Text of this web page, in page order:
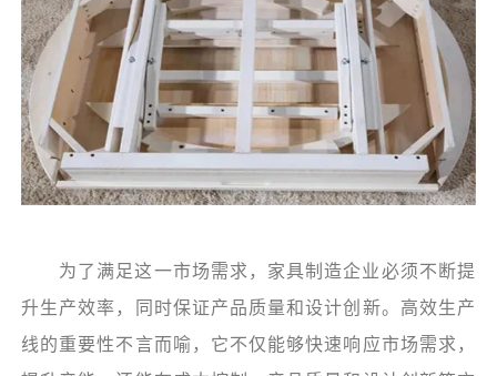
为了满足这一市场需求，家具制造企业必须不断提
升生产效率，同时保证产品质量和设计创新。高效生产
线的重要性不言而喻，它不仅能够快速响应市场需求，